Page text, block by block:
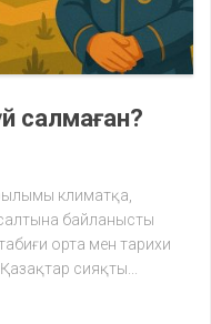
салмаған?
климатқа,
салтына байланысты
орта мен тарихи
сияқты...